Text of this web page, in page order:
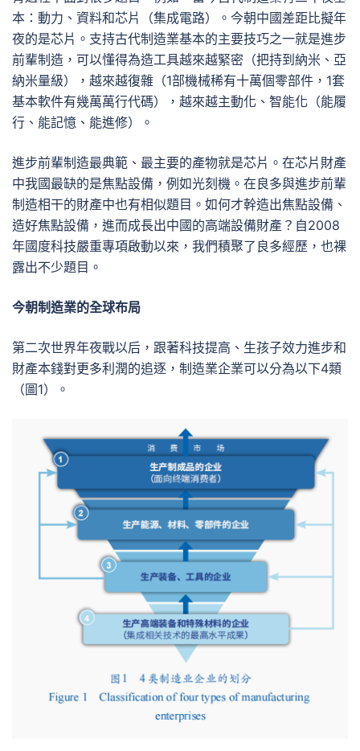
本：動力、資料和芯片（集成電路）。今朝中國差距比擬年
夜的是芯片。支持古代制造業基本的主要技巧之一就是進步
前輩制造，可以懂得為造工具越來越緊密（把持到納米、亞
納米量級），越來越復雜（1部機械稀有十萬個零部件，1套
基本軟件有幾萬萬行代碼），越來越主動化、智能化（能履
行、能記憶、能進修）。
進步前輩制造最典範、最主要的產物就是芯片。在芯片財產
中我國最缺的是焦點設備，例如光刻機。在良多與進步前輩
制造相干的財產中也有相似題目。如何才幹造出焦點設備、
造好焦點設備，進而成長出中國的高端設備財產？自2008
年國度科技嚴重專項啟動以來，我們積聚了良多經歷，也裸
露出不少題目。
今朝制造業的全球布局
第二次世界年夜戰以后，跟著科技提高、生孩子效力進步和
財產本錢對更多利潤的追逐，制造業企業可以分為以下4類
（圖1）。